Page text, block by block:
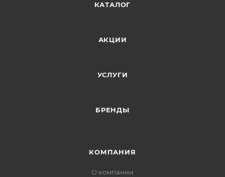
КАТАЛОГ
АКЦИИ
УСЛУГИ
БРЕНДЫ
КОМПАНИЯ
О компании